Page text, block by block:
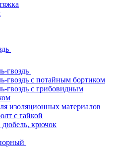
гвоздь
гвоздь с потайным бортиком
гвоздь с грибовидным
изоляционных материалов
с гайкой
крючок